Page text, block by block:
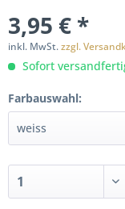
3,95 € *
inkl. MwSt.zzgl.
Sofort
Farbauswahl: